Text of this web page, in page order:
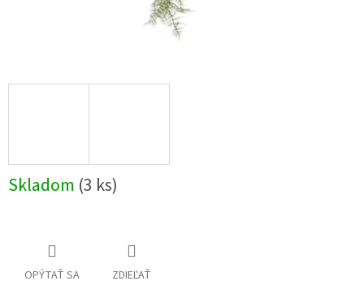
Skladom (3 ks)
OPÝTAŤ SA ZDIEĽAŤ